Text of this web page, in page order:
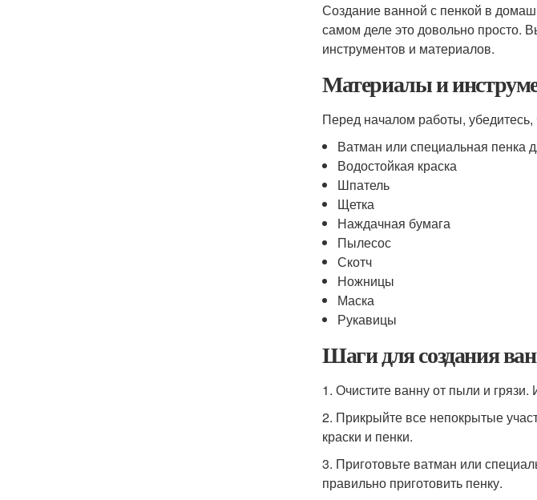
Создание ванной с пенкой в
самом деле это довольно просто.
инструментов и материалов.
Материалы и
Перед началом работы,
Ватман или специальная пенка
Водостойкая краска
Шпатель
Щетка
Наждачная бумага
Пылесос
Скотч
Ножницы
Маска
Рукавицы
Шаги для создания
1. Очистите ванну от пыли и
2. Прикрыйте все непокрытые
краски и пенки.
3. Приготовьте ватман или
правильно приготовить пенку.